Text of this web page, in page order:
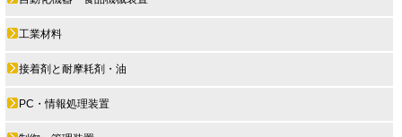
工業材料
接着剤と耐摩耗剤・油
PC・情報処理装置